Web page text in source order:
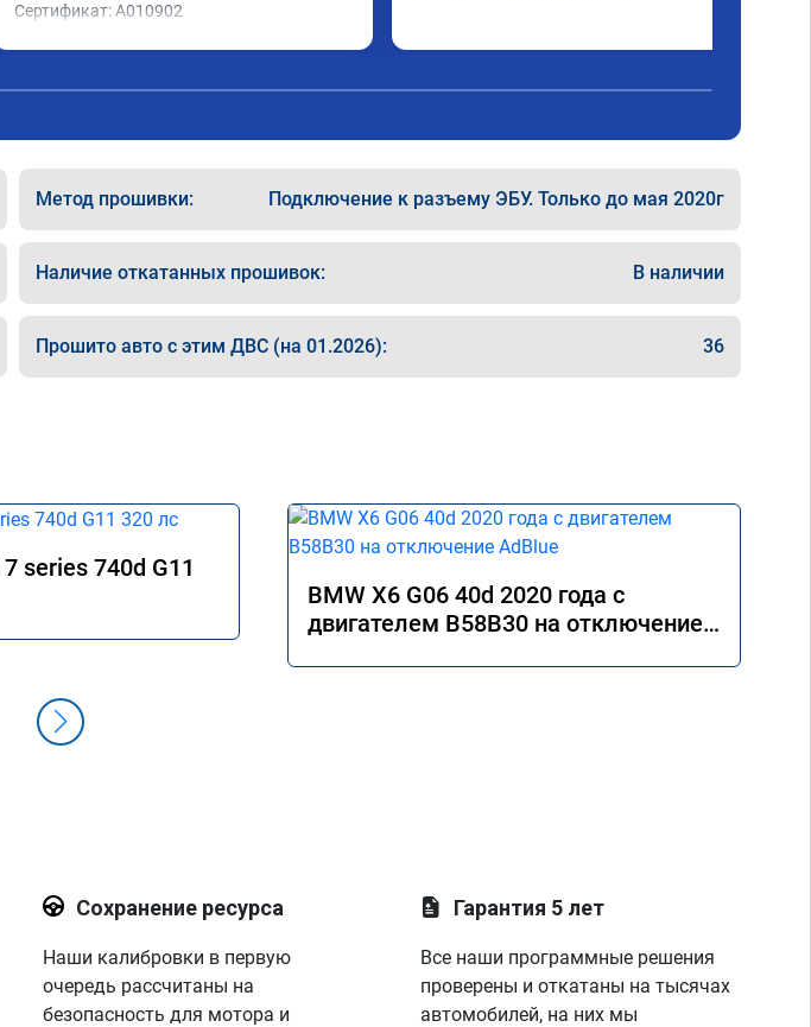
Сертификат: A010902
Метод прошивки: Подключение к разъему ЭБУ. Только до мая 2020г
Наличие откатанных прошивок: В наличии
Прошито авто с этим ДВС (на 01.2026): 36
series 740d G11
BMW X6 G06 40d 2020 года с
двигателем B58B30 на отключение
Сохранение ресурса
Наши калибровки в первую
очередь рассчитаны на
безопасность для мотора и
Гарантия 5 лет
Все наши программные решения
проверены и откатаны на тысячах
автомобилей, на них мы